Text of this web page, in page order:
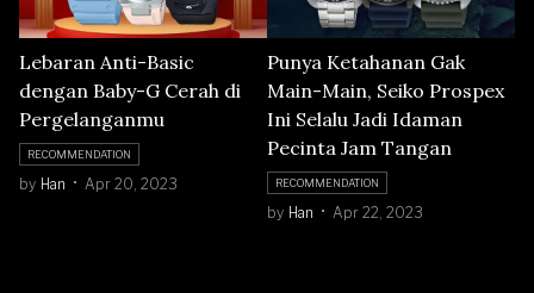
Lebaran Anti-Basic
dengan Baby-G Cerah di
Pergelanganmu
RECOMMENDATION
by Han Apr 20, 2023
Punya Ketahanan Gak
Main-Main, Seiko Prospex
Ini Selalu Jadi Idaman
Pecinta Jam Tangan
RECOMMENDATION
by Han Apr 22, 2023